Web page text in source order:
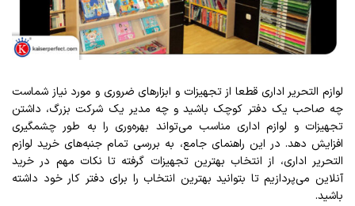
لوازم التحریر اداری قطعا از تجهیزات و ابزارهای ضروری و مورد نیاز شماست
چه صاحب یک دفتر کوچک باشید و چه مدیر یک شرکت بزرگ، داشتن
تجهیزات و لوازم اداری مناسب می‌تواند بهره‌وری را به طور چشمگیری
افزایش دهد. در این راهنمای جامع، به بررسی تمام جنبه‌های خرید لوازم
التحریر اداری، از انتخاب بهترین تجهیزات گرفته تا نکات مهم در خرید
آنلاین می‌پردازیم تا بتوانید بهترین انتخاب را برای دفتر کار خود داشته
باشید.